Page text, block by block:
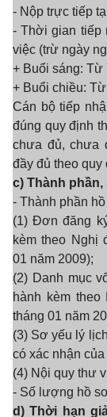
- Nộp trực tiếp
-Thời gian tiếp
việc (trừ ngày
+ Buổi sáng:
+ Buổi chiều:
Cán bộ tiếp
đúng quy định
chưa đủ, chưa
đầy đủ theo quy
c) Thành
- Thành phần
(1) Đơn đăng
kèm theo Nghị
01 năm 2009);
(2) Danh mục
hành kèm
tháng 01 năm
(3) Sơ yếu lý
có xác nhận
(4) Nội quy thư
- Số lượng hồ
d) Thời hạn